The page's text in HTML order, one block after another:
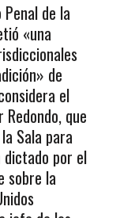
de la
«una
de
el
que
Sala para
dictado por el
sobre la